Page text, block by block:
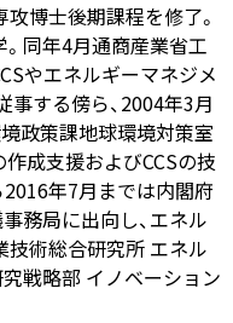
博士後期課程を修了。
同年4月通商産業省工
やエネルギーマネジメ
する傍ら、2004年3月
政策課地球環境対策室
成支援およびCCSの技
年7月までは内閣府
務局に出向し、エネル
技術総合研究所 エネル
戦略部 イノベーション